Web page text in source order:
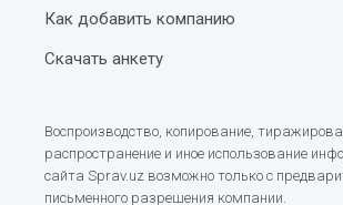
Как добавить компанию
Скачать анкету
Воспроизводство, копирование,
распространение и иное использование
сайта Sprav.uz возможно только с
письменного разрешения компании.